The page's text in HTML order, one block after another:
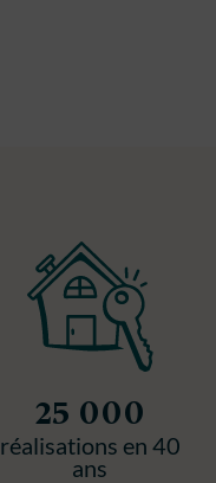
25 000
réalisations en 40
ans